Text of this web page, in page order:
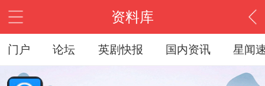
资料库
门户 论坛 英剧快报 国内资讯 星闻